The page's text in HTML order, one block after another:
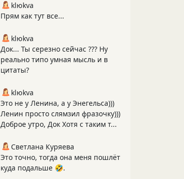
klюkva
Прям как тут все...
klюkva
Док... Ты серезно сейчас ??? Ну
реально типо умная мысль и в
цитаты?
klюkva
Это не у Ленина, а у Энегельса)))
Ленин просто слямзил фразочку)))
Доброе утро, Док Хотя с таким т...
Светлана Куряева
Это точно, тогда она меня пошлёт
куда подальше 🤣.